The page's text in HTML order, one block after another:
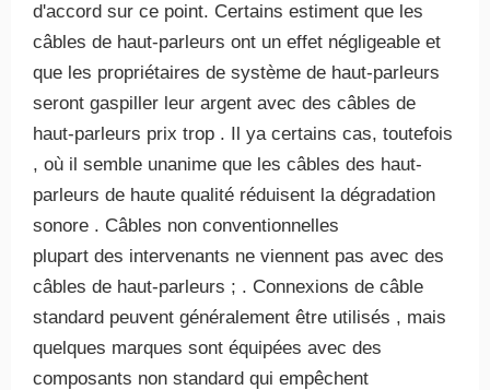
d'accord sur ce point. Certains estiment que les
câbles de haut-parleurs ont un effet négligeable et
que les propriétaires de système de haut-parleurs
seront gaspiller leur argent avec des câbles de
haut-parleurs prix trop . Il ya certains cas, toutefois
, où il semble unanime que les câbles des haut-
parleurs de haute qualité réduisent la dégradation
sonore . Câbles non conventionnelles
plupart des intervenants ne viennent pas avec des
câbles de haut-parleurs ; . Connexions de câble
standard peuvent généralement être utilisés , mais
quelques marques sont équipées avec des
composants non standard qui empêchent